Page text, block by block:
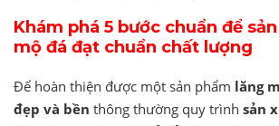
Khám phá 5 bước chuẩn để
mộ đá đạt chuẩn chất lượng
Để hoàn thiện được một sản phẩm lăng
đẹp và bền thông thường quy trình sản